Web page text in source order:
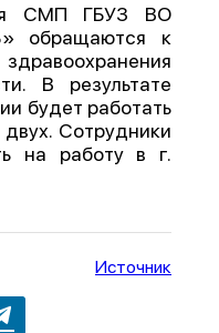
СМП ГБУЗ ВО
обращаются к
В результате
будет работать
Сотрудники
на работу в г.
Источник